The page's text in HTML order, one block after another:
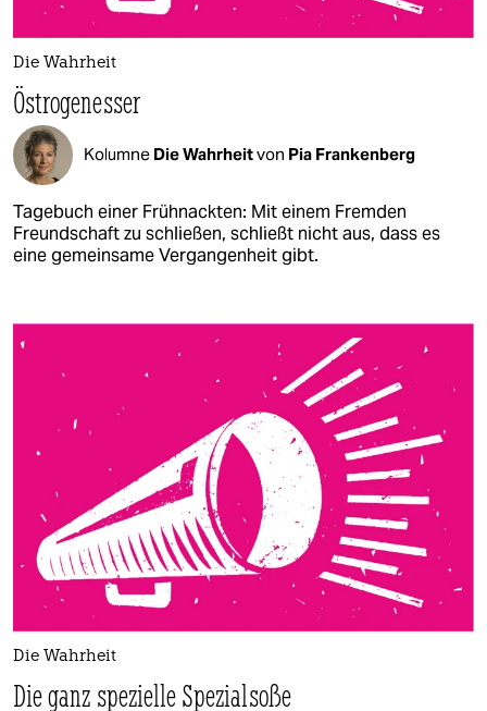
Die Wahrheit
Östrogenesser
Kolumne Die Wahrheitvon Pia Frankenberg
Tagebuch einer Frühnackten: Mit einem Fremden
Freundschaft zu schließen, schließt nicht aus, dass es
eine gemeinsame Vergangenheit gibt.
Die Wahrheit
Die ganz spezielle Spezialsoße